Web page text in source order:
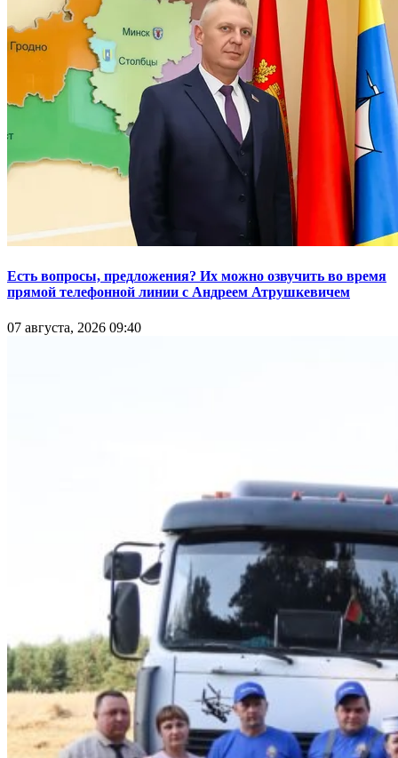
Есть вопросы, предложения? Их можно озвучить во время
прямой телефонной линии с Андреем Атрушкевичем
07 августа, 2026 09:40